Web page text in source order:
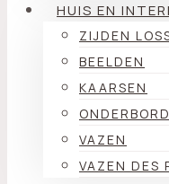
HUIS EN
ZIJDEN
BEELDEN
KAARSEN
VAZEN
VAZEN DES